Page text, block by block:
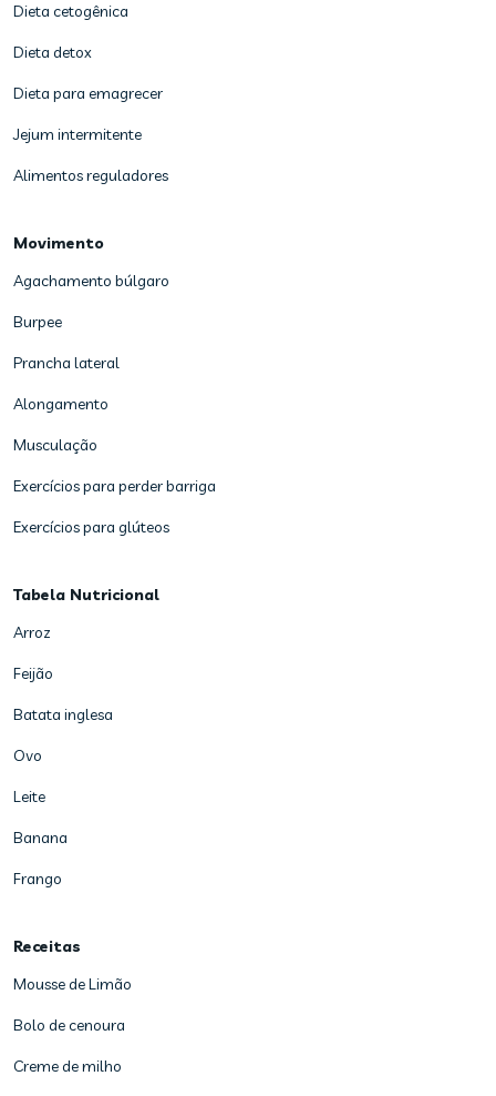
Dieta cetogênica
Dieta detox
Dieta para emagrecer
Jejum intermitente
Alimentos reguladores
Movimento
Agachamento búlgaro
Burpee
Prancha lateral
Alongamento
Musculação
Exercícios para perder barriga
Exercícios para glúteos
Tabela Nutricional
Arroz
Feijão
Batata inglesa
Ovo
Leite
Banana
Frango
Receitas
Mousse de Limão
Bolo de cenoura
Creme de milho